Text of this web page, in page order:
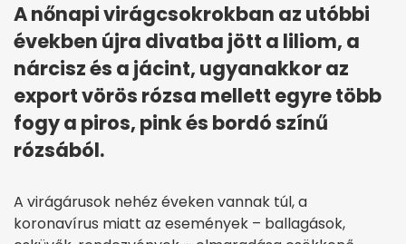
A nőnapi virágcsokrokban az utóbbi
években újra divatba jött a liliom, a
nárcisz és a jácint, ugyanakkor az
export vörös rózsa mellett egyre több
fogy a piros, pink és bordó színű
rózsából.
A virágárusok nehéz éveken vannak túl, a
koronavírus miatt az események – ballagások,